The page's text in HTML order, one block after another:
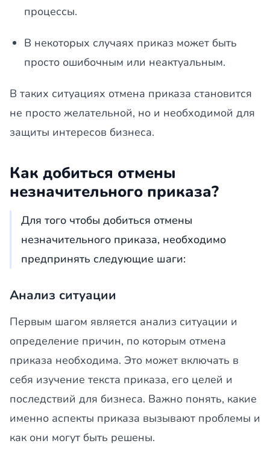
процессы.
В некоторых случаях приказ может быть
просто ошибочным или неактуальным.
В таких ситуациях отмена приказа становится
не просто желательной, но и необходимой для
защиты интересов бизнеса.
Как добиться отмены
незначительного приказа?
Для того чтобы добиться отмены
незначительного приказа, необходимо
предпринять следующие шаги:
Анализ ситуации
Первым шагом является анализ ситуации и
определение причин, по которым отмена
приказа необходима. Это может включать в
себя изучение текста приказа, его целей и
последствий для бизнеса. Важно понять, какие
именно аспекты приказа вызывают проблемы и
как они могут быть решены.